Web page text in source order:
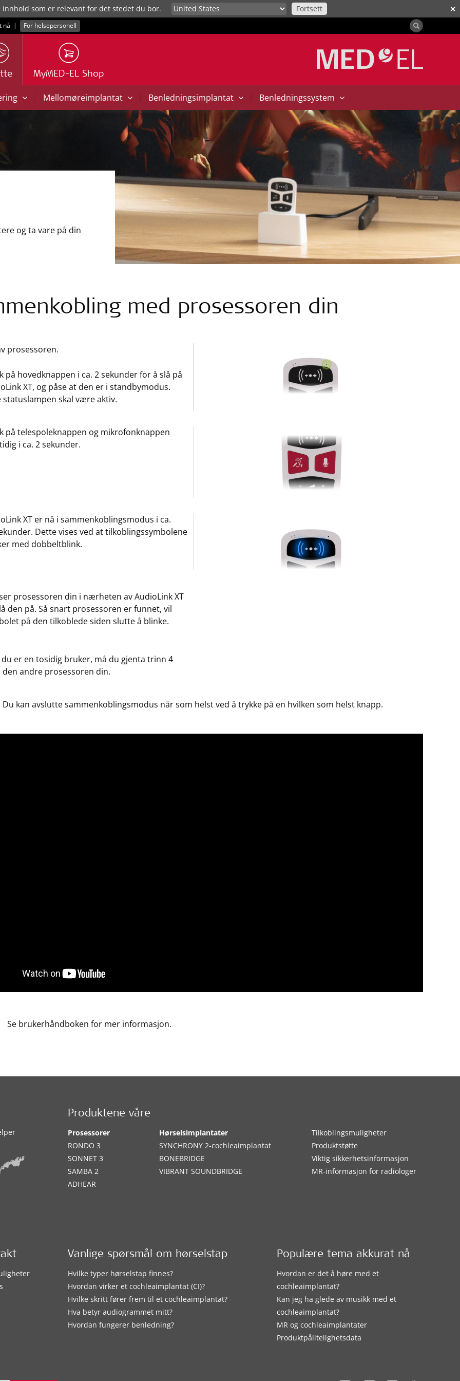
✕
innhold som er relevant for det stedet du bor. Fortsett
nå | For helsepersonell
MyMED-EL Shop
| Mellomøreimplantat | Benledningsimplantat | Benledningssystem
og ta vare på din
med prosessoren din
prosessoren.
på hovedknappen i ca. 2 sekunder for å slå på
XT, og påse at den er i standbymodus.
statuslampen skal være aktiv.
på telespoleknappen og mikrofonknappen
i ca. 2 sekunder.
XT er nå i sammenkoblingsmodus i ca.
Dette vises ved at tilkoblingssymbolene
med dobbeltblink.
prosessoren din i nærheten av AudioLink XT
den på. Så snart prosessoren er funnet, vil
på den tilkoblede siden slutte å blinke.
du er en tosidig bruker, må du gjenta trinn 4
den andre prosessoren din.
Du kan avslutte sammenkoblingsmodus når som helst ved å trykke på en hvilken som helst knapp.
Se brukerhåndboken for mer informasjon.
Produktene våre
Prosessorer
RONDO 3
SONNET 3
SAMBA 2
ADHEAR
Hørselsimplantater
SYNCHRONY 2-cochleaimplantat
BONEBRIDGE
VIBRANT SOUNDBRIDGE
Tilkoblingsmuligheter
Produktstøtte
Viktig sikkerhetsinformasjon
MR-informasjon for radiologer
Vanlige spørsmål om hørselstap
Hvilke typer hørselstap finnes?
Hvordan virker et cochleaimplantat (CI)?
Hvilke skritt fører frem til et cochleaimplantat?
Hva betyr audiogrammet mitt?
Hvordan fungerer benledning?
Populære tema akkurat nå
Hvordan er det å høre med et
cochleaimplantat?
Kan jeg ha glede av musikk med et
cochleaimplantat?
MR og cochleaimplantater
Produktpålitelighetsdata